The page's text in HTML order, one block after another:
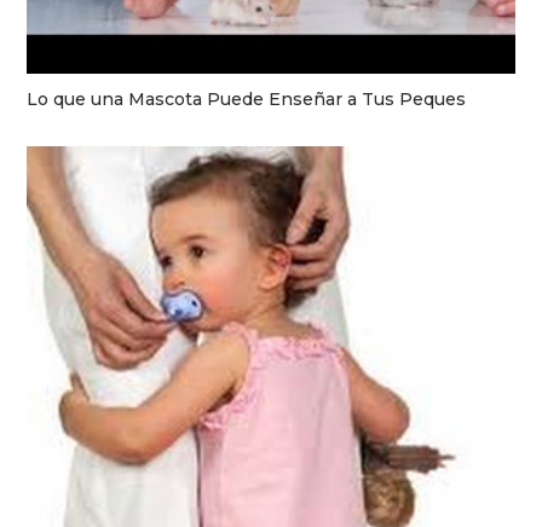
Lo que una Mascota Puede Enseñar a Tus Peques